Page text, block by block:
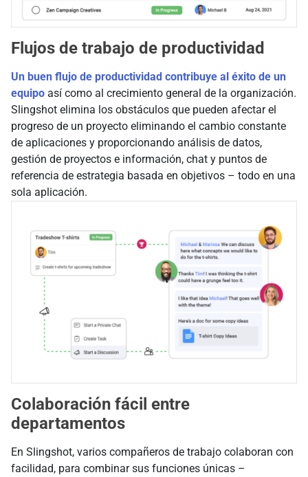
Flujos de trabajo de productividad
Un buen flujo de productividad contribuye al éxito de un
equipo así como al crecimiento general de la organización.
Slingshot elimina los obstáculos que pueden afectar el
progreso de un proyecto eliminando el cambio constante
de aplicaciones y proporcionando análisis de datos,
gestión de proyectos e información, chat y puntos de
referencia de estrategia basada en objetivos – todo en una
sola aplicación.
Colaboración fácil entre
departamentos
En Slingshot, varios compañeros de trabajo colaboran con
facilidad, para combinar sus funciones únicas –